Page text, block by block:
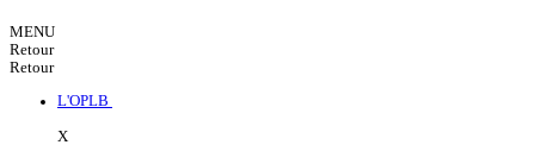
MENU
Retour
Retour
L'OPLB
X